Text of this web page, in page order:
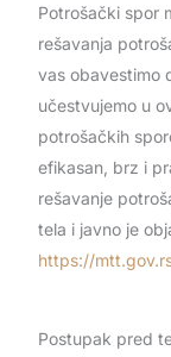
Potrošački spor
rešavanja
vas obavestimo
učestvujemo u
potrošačkih
efikasan, brz i
rešavanje
tela i javno je
https://
Postupak pred